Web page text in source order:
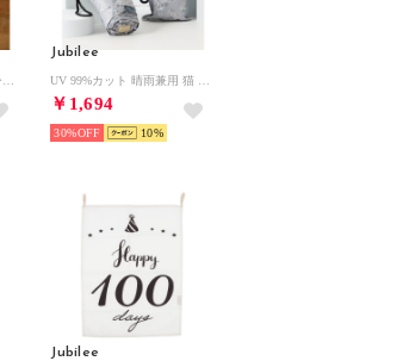
Jubilee
￥1,694
30% 10
Jubilee